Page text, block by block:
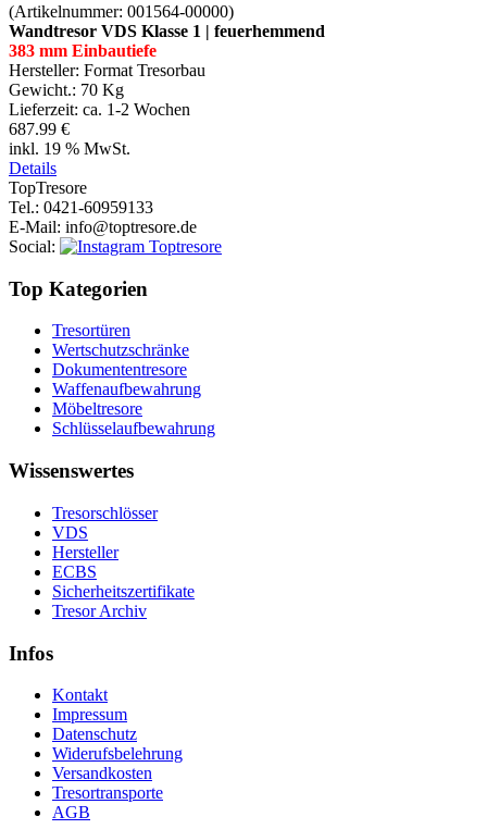
(Artikelnummer: 001564-00000)
Wandtresor VDS Klasse 1 | feuerhemmend
383 mm Einbautiefe
Hersteller: Format Tresorbau
Gewicht.: 70 Kg
Lieferzeit: ca. 1-2 Wochen
687.99 €
inkl. 19 % MwSt.
Details
TopTresore
Tel.: 0421-60959133
E-Mail: info@toptresore.de
Social:
Top Kategorien
Tresortüren
Wertschutzschränke
Dokumententresore
Waffenaufbewahrung
Möbeltresore
Schlüsselaufbewahrung
Wissenswertes
Tresorschlösser
VDS
Hersteller
ECBS
Sicherheitszertifikate
Tresor Archiv
Infos
Kontakt
Impressum
Datenschutz
Widerufsbelehrung
Versandkosten
Tresortransporte
AGB